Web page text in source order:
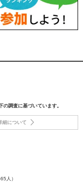
調査に基づいています。
細について
人）